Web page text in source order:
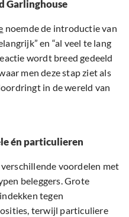
Garlinghouse
noemde de introductie van
en “al veel te lang
wordt breed gedeeld
men deze stap ziet als
in de wereld van
én particulieren
voordelen met
beleggers. Grote
tegen
terwijl particuliere